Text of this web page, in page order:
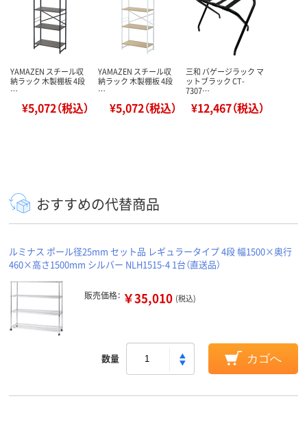
YAMAZEN スチール収
納ラック 木製棚板 4段
…
¥5,072（税込）
YAMAZEN スチール収
納ラック 木製棚板 4段
…
¥5,072（税込）
三和 バゲージラック マ
ットブラック CT-
7307…
¥12,467（税込）
おすすめの代替商品
ルミナス ポール径25mm セット品 レギュラータイプ 4段 幅1500×奥行
460×高さ1500mm シルバー NLH1515-4 1台（直送品）
販売価格： ￥35,010 (税込)
数量 カゴへ